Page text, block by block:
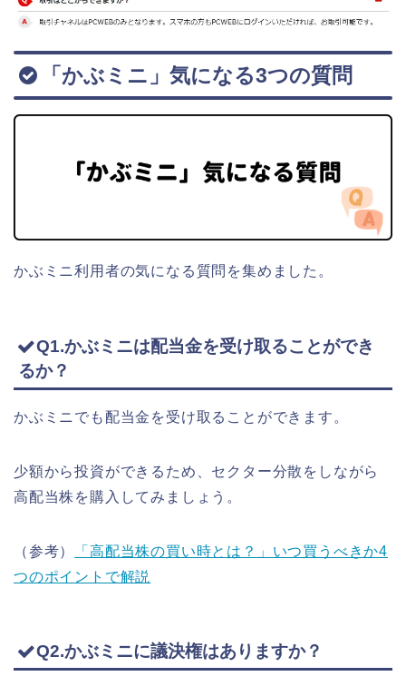
「かぶミニ」気になる3つの質問
かぶミニ利用者の気になる質問を集めました。
Q1.かぶミニは配当金を受け取ることができ
るか？
かぶミニでも配当金を受け取ることができます。
少額から投資ができるため、セクター分散をしながら
高配当株を購入してみましょう。
（参考）
「高配当株の買い時とは？」いつ買うべきか4
つのポイントで解説
Q2.かぶミニに議決権はありますか？